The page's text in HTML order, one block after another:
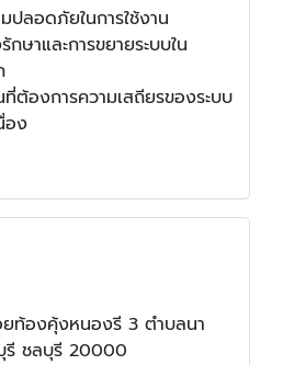
ปลอดภัยในการใช้งาน
กษาและการขยายระบบใน
ที่ต้องการความเสถียรของระบบ
อง
ท้องคุ้งหนองรี 3 ตำบลนา
รี ชลบุรี 20000